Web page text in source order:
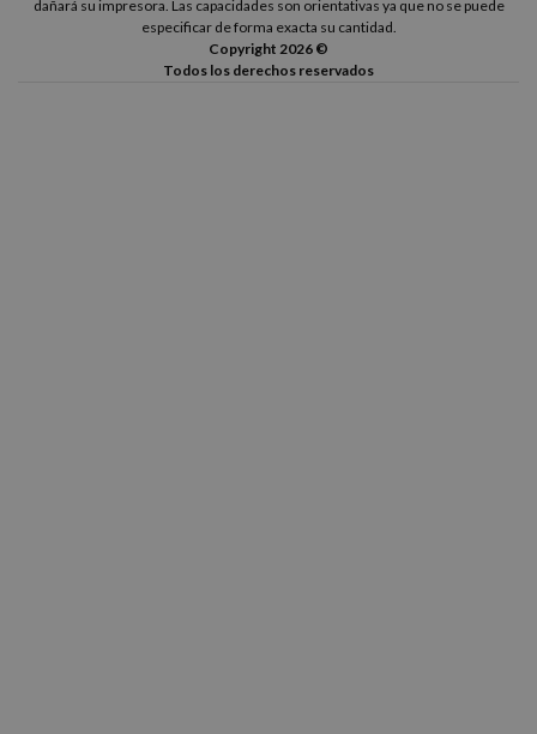
dañará su impresora. Las capacidades son orientativas ya que no se puede
especificar de forma exacta su cantidad.
Copyright 2026 ©
Todos los derechos reservados